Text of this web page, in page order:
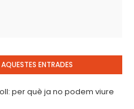
ENTRADES
per què ja no podem viure